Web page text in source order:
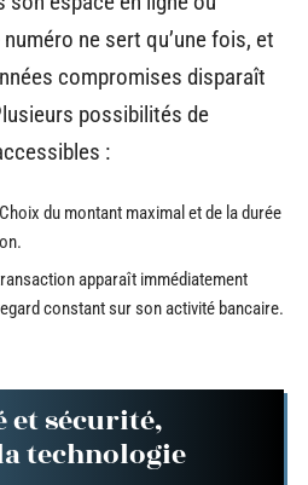
ne sert qu’une fois, et
compromises disparaît
possibilités de
:
du montant maximal et de la durée
apparaît immédiatement
constant sur son activité bancaire.
et sécurité,
technologie